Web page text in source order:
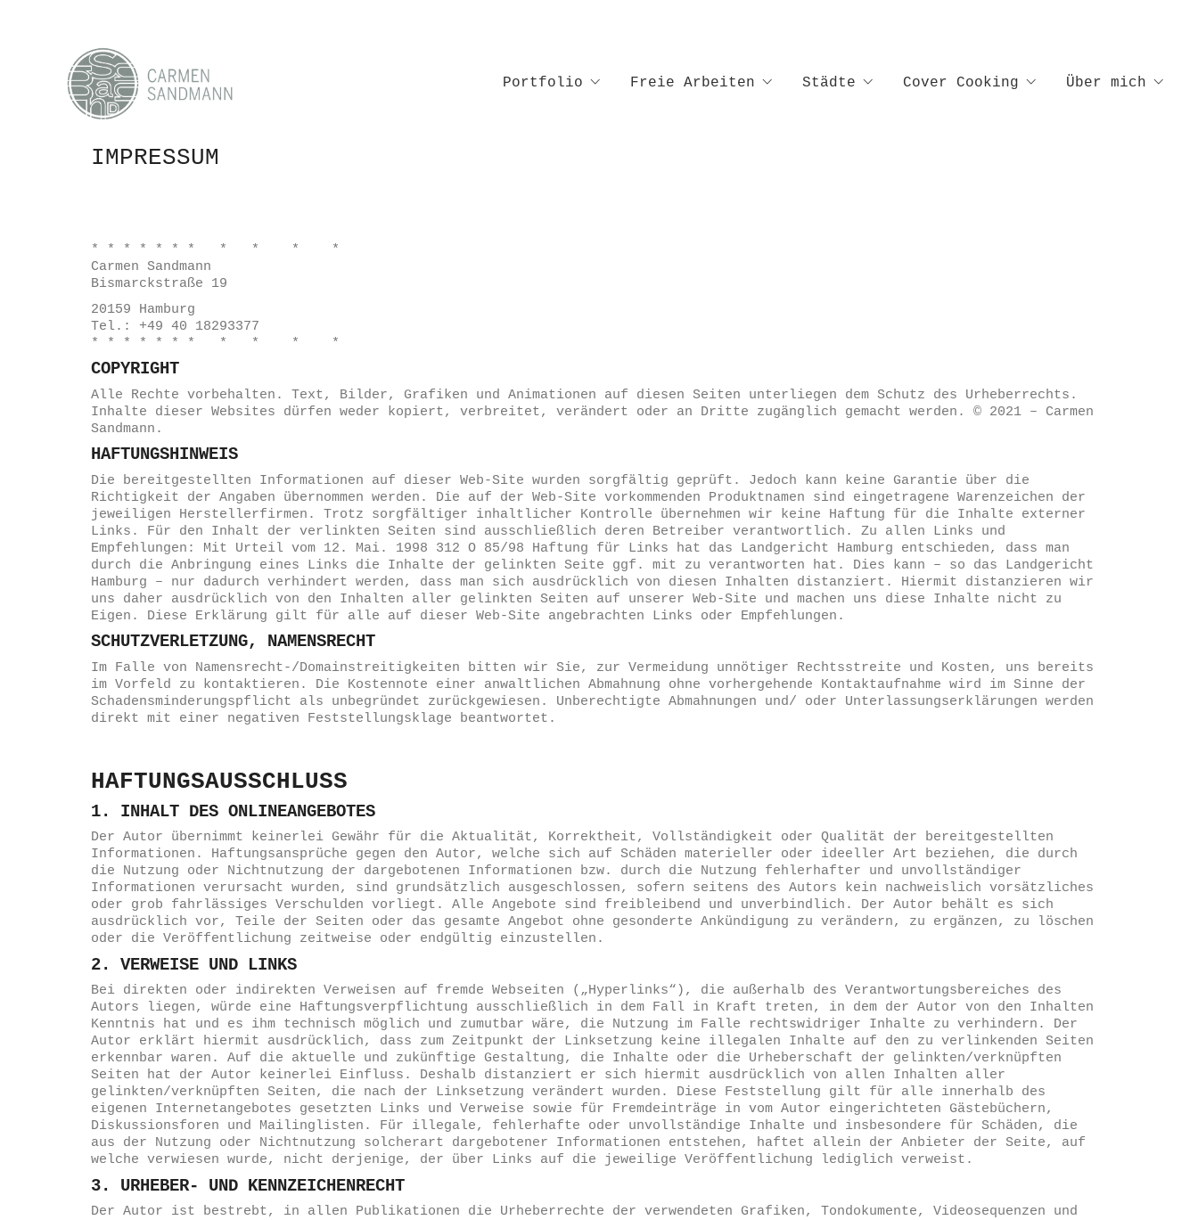
Portfolio Freie Arbeiten Städte Cover Cooking Über mich
IMPRESSUM
* * * * * * * * * * *
Carmen Sandmann
Bismarckstraße 19
20159 Hamburg
Tel.: +49 40 18293377
* * * * * * * * * * *
COPYRIGHT
Alle Rechte vorbehalten. Text, Bilder, Grafiken und Animationen auf diesen Seiten unterliegen dem Schutz des Urheberrechts.
Inhalte dieser Websites dürfen weder kopiert, verbreitet, verändert oder an Dritte zugänglich gemacht werden. © 2021 – Carmen
Sandmann.
HAFTUNGSHINWEIS
Die bereitgestellten Informationen auf dieser Web-Site wurden sorgfältig geprüft. Jedoch kann keine Garantie über die
Richtigkeit der Angaben übernommen werden. Die auf der Web-Site vorkommenden Produktnamen sind eingetragene Warenzeichen der
jeweiligen Herstellerfirmen. Trotz sorgfältiger inhaltlicher Kontrolle übernehmen wir keine Haftung für die Inhalte externer
Links. Für den Inhalt der verlinkten Seiten sind ausschließlich deren Betreiber verantwortlich. Zu allen Links und
Empfehlungen: Mit Urteil vom 12. Mai. 1998 312 O 85/98 Haftung für Links hat das Landgericht Hamburg entschieden, dass man
durch die Anbringung eines Links die Inhalte der gelinkten Seite ggf. mit zu verantworten hat. Dies kann – so das Landgericht
Hamburg – nur dadurch verhindert werden, dass man sich ausdrücklich von diesen Inhalten distanziert. Hiermit distanzieren wir
uns daher ausdrücklich von den Inhalten aller gelinkten Seiten auf unserer Web-Site und machen uns diese Inhalte nicht zu
Eigen. Diese Erklärung gilt für alle auf dieser Web-Site angebrachten Links oder Empfehlungen.
SCHUTZVERLETZUNG, NAMENSRECHT
Im Falle von Namensrecht-/Domainstreitigkeiten bitten wir Sie, zur Vermeidung unnötiger Rechtsstreite und Kosten, uns bereits
im Vorfeld zu kontaktieren. Die Kostennote einer anwaltlichen Abmahnung ohne vorhergehende Kontaktaufnahme wird im Sinne der
Schadensminderungspflicht als unbegründet zurückgewiesen. Unberechtigte Abmahnungen und/ oder Unterlassungserklärungen werden
direkt mit einer negativen Feststellungsklage beantwortet.
HAFTUNGSAUSSCHLUSS
1. INHALT DES ONLINEANGEBOTES
Der Autor übernimmt keinerlei Gewähr für die Aktualität, Korrektheit, Vollständigkeit oder Qualität der bereitgestellten
Informationen. Haftungsansprüche gegen den Autor, welche sich auf Schäden materieller oder ideeller Art beziehen, die durch
die Nutzung oder Nichtnutzung der dargebotenen Informationen bzw. durch die Nutzung fehlerhafter und unvollständiger
Informationen verursacht wurden, sind grundsätzlich ausgeschlossen, sofern seitens des Autors kein nachweislich vorsätzliches
oder grob fahrlässiges Verschulden vorliegt. Alle Angebote sind freibleibend und unverbindlich. Der Autor behält es sich
ausdrücklich vor, Teile der Seiten oder das gesamte Angebot ohne gesonderte Ankündigung zu verändern, zu ergänzen, zu löschen
oder die Veröffentlichung zeitweise oder endgültig einzustellen.
2. VERWEISE UND LINKS
Bei direkten oder indirekten Verweisen auf fremde Webseiten („Hyperlinks“), die außerhalb des Verantwortungsbereiches des
Autors liegen, würde eine Haftungsverpflichtung ausschließlich in dem Fall in Kraft treten, in dem der Autor von den Inhalten
Kenntnis hat und es ihm technisch möglich und zumutbar wäre, die Nutzung im Falle rechtswidriger Inhalte zu verhindern. Der
Autor erklärt hiermit ausdrücklich, dass zum Zeitpunkt der Linksetzung keine illegalen Inhalte auf den zu verlinkenden Seiten
erkennbar waren. Auf die aktuelle und zukünftige Gestaltung, die Inhalte oder die Urheberschaft der gelinkten/verknüpften
Seiten hat der Autor keinerlei Einfluss. Deshalb distanziert er sich hiermit ausdrücklich von allen Inhalten aller
gelinkten/verknüpften Seiten, die nach der Linksetzung verändert wurden. Diese Feststellung gilt für alle innerhalb des
eigenen Internetangebotes gesetzten Links und Verweise sowie für Fremdeinträge in vom Autor eingerichteten Gästebüchern,
Diskussionsforen und Mailinglisten. Für illegale, fehlerhafte oder unvollständige Inhalte und insbesondere für Schäden, die
aus der Nutzung oder Nichtnutzung solcherart dargebotener Informationen entstehen, haftet allein der Anbieter der Seite, auf
welche verwiesen wurde, nicht derjenige, der über Links auf die jeweilige Veröffentlichung lediglich verweist.
3. URHEBER- UND KENNZEICHENRECHT
Der Autor ist bestrebt, in allen Publikationen die Urheberrechte der verwendeten Grafiken, Tondokumente, Videosequenzen und